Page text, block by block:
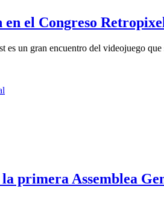
el Congreso Retropixel
es un gran encuentro del videojuego
primera Assemblea